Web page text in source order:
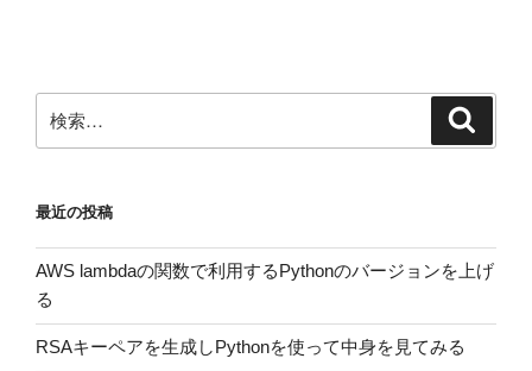
ン
索:
最近の投稿
AWS lambdaの関数で利用するPythonのバージョンを上げ
る
RSAキーペアを生成しPythonを使って中身を見てみる